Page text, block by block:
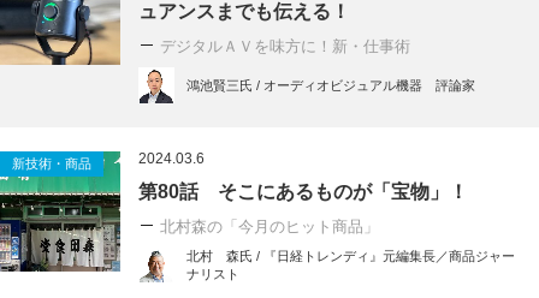
ュアンスまでも伝える！
デジタルＡＶを味方に！新・仕事術
鴻池賢三氏 / オーディオビジュアル機器 評論家
新技術・商品 2024.03.6
第80話 そこにあるものが「宝物」！
北村森の「今月のヒット商品」
北村 森氏 / 『日経トレンディ』元編集長／商品ジャー
ナリスト